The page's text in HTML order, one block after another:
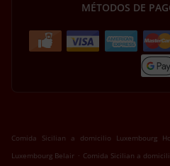
MÉTODOS DE
Comida Sicilian a domicilio Luxembourg
Luxembourg Belair . Comida Sicilian a